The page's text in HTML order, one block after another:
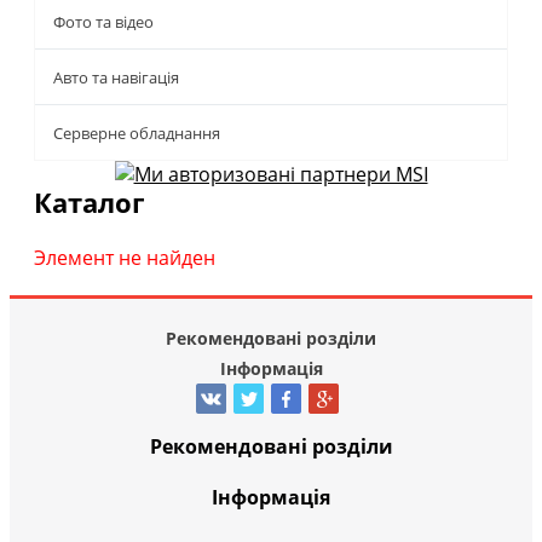
Фото та відео
Авто та навігація
Серверне обладнання
Каталог
Элемент не найден
Рекомендовані розділи
Інформація
Рекомендовані розділи
Інформація